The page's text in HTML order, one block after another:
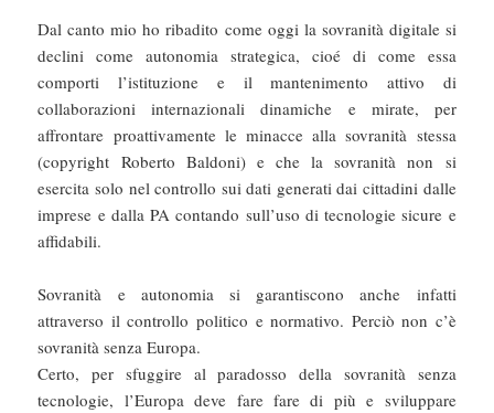
Dal canto mio ho ribadito come oggi la sovranità digitale si
declini come autonomia strategica, cioé di come essa
comporti l’istituzione e il mantenimento attivo di
collaborazioni internazionali dinamiche e mirate, per
affrontare proattivamente le minacce alla sovranità stessa
(copyright Roberto Baldoni) e che la sovranità non si
esercita solo nel controllo sui dati generati dai cittadini dalle
imprese e dalla PA contando sull’uso di tecnologie sicure e
affidabili.
Sovranità e autonomia si garantiscono anche infatti
attraverso il controllo politico e normativo. Perciò non c’è
sovranità senza Europa.
Certo, per sfuggire al paradosso della sovranità senza
tecnologie, l’Europa deve fare fare di più e sviluppare